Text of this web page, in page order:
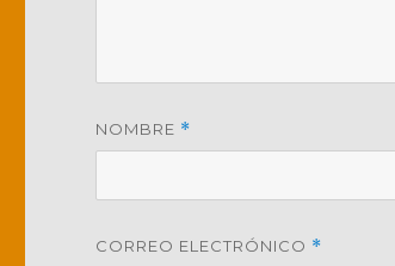
NOMBRE *
CORREO ELECTRÓNICO *